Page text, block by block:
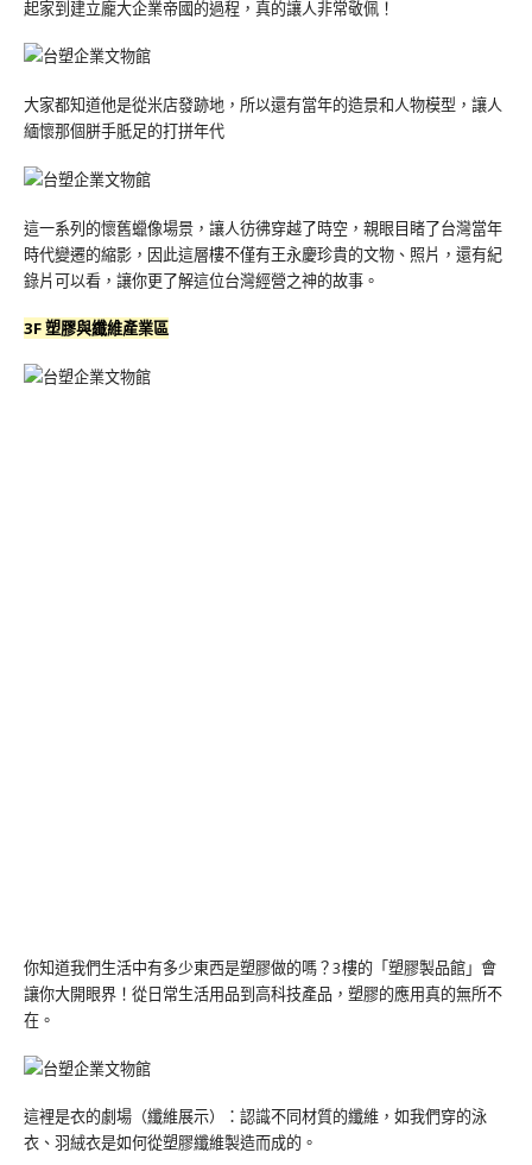
起家到建立龐大企業帝國的過程，真的讓人非常敬佩！
大家都知道他是從米店發跡地，所以還有當年的造景和人物模型，讓人
緬懷那個胼手胝足的打拼年代
這一系列的懷舊蠟像場景，讓人彷彿穿越了時空，親眼目睹了台灣當年
時代變遷的縮影，因此這層樓不僅有王永慶珍貴的文物、照片，還有紀
錄片可以看，讓你更了解這位台灣經營之神的故事。
3F 塑膠與纖維產業區
你知道我們生活中有多少東西是塑膠做的嗎？3樓的「塑膠製品館」會
讓你大開眼界！從日常生活用品到高科技產品，塑膠的應用真的無所不
在。
這裡是衣的劇場（纖維展示）：認識不同材質的纖維，如我們穿的泳
衣、羽絨衣是如何從塑膠纖維製造而成的。